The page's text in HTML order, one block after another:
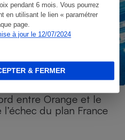
pendant 6 mois. Vous pourrez
en utilisant le lien « paramétrer
page.
à jour le 12/07/2024
& FERMER
entre Orange et le
du plan France